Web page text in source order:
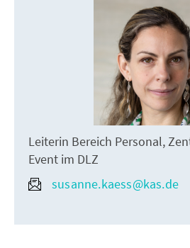
Leiterin Bereich Personal,
Event im DLZ
susanne.kaess@kas.de